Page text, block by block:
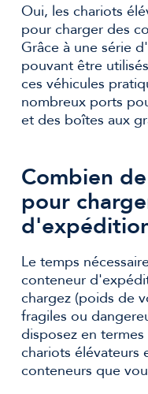
Oui, les chariots
pour charger des
Grâce à une série
pouvant être
ces véhicules
nombreux ports
et des boîtes aux
Combien
pour
Le temps
conteneur
chargez (poids de
fragiles ou
disposez en
chariots élévateurs
conteneurs que